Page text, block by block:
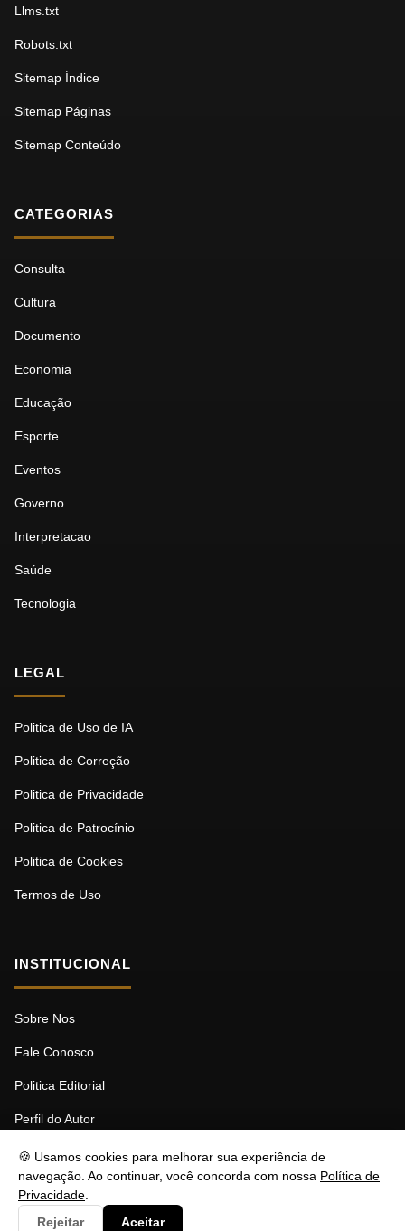
🍪 Usamos cookies para melhorar sua experiência de
navegação. Ao continuar, você concorda com nossa Política de
Privacidade
Rejeitar
Aceitar
Llms.txt
Robots.txt
Sitemap Índice
Sitemap Páginas
Sitemap Conteúdo
CATEGORIAS
Consulta
Cultura
Documento
Economia
Educação
Esporte
Eventos
Governo
Interpretacao
Saúde
Tecnologia
LEGAL
Politica de Uso de IA
Politica de Correção
Politica de Privacidade
Politica de Patrocínio
Politica de Cookies
Termos de Uso
INSTITUCIONAL
Sobre Nos
Fale Conosco
Politica Editorial
Perfil do Autor
© 2026 MDBF. Todos os direitos reservados.